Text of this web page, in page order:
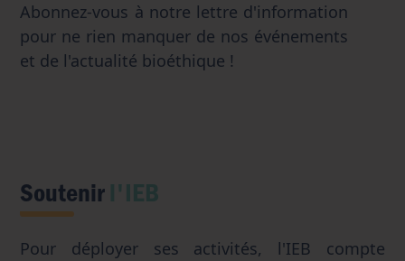
Abonnez-vous à notre lettre d'information
pour ne rien manquer de nos événements
et de l'actualité bioéthique !
Soutenirl'IEB
Pour déployer ses activités, l'IEB compte